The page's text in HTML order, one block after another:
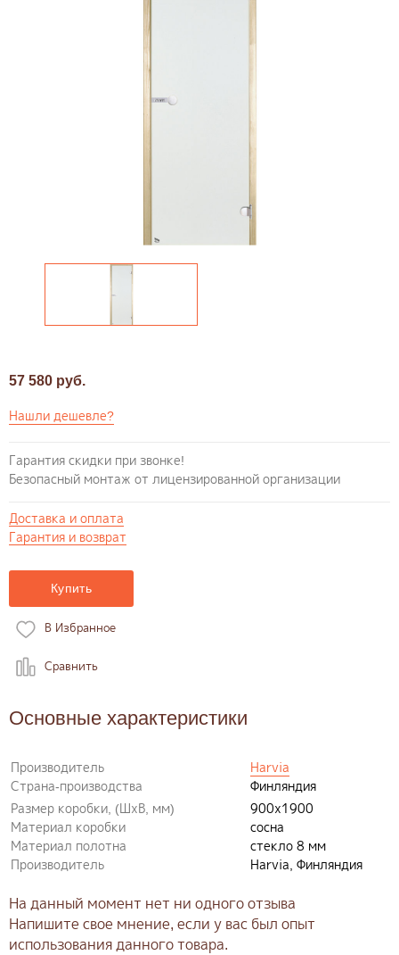
57 580 руб.
Нашли дешевле?
Гарантия скидки при звонке!
Безопасный монтаж от лицензированной организации
Доставка и оплата
Гарантия и возврат
Купить
В Избранное
Сравнить
Основные характеристики
Производитель
Harvia
Страна-производства
Финляндия
Размер коробки, (ШxВ, мм)
900x1900
Материал коробки
сосна
Материал полотна
стекло 8 мм
Производитель
Harvia, Финляндия
На данный момент нет ни одного отзыва
Напишите свое мнение, если у вас был опыт
использования данного товара.